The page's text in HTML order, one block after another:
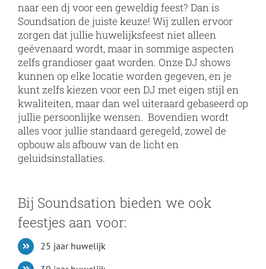
naar een dj voor een geweldig feest? Dan is
Soundsation de juiste keuze! Wij zullen ervoor
zorgen dat jullie huwelijksfeest niet alleen
geëvenaard wordt, maar in sommige aspecten
zelfs grandioser gaat worden. Onze DJ shows
kunnen op elke locatie worden gegeven, en je
kunt zelfs kiezen voor een DJ met eigen stijl en
kwaliteiten, maar dan wel uiteraard gebaseerd op
jullie persoonlijke wensen. Bovendien wordt
alles voor jullie standaard geregeld, zowel de
opbouw als afbouw van de licht en
geluidsinstallaties.
Bij Soundsation bieden we ook
feestjes aan voor:
25 jaar huwelijk